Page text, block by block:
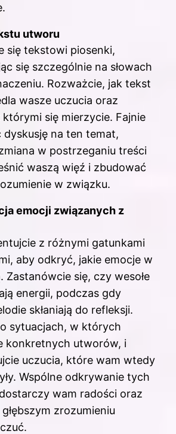
utworu
się tekstowi piosenki,
się szczególnie na słowach
Rozważcie, jak tekst
wasze uczucia oraz
którymi się mierzycie. Fajnie
dyskusję na ten temat,
w postrzeganiu treści
waszą więź i zbudować
w związku.
emocji związanych z
z różnymi gatunkami
aby odkryć, jakie emocje w
Zastanówcie się, czy wesołe
energii, podczas gdy
skłaniają do refleksji.
sytuacjach, w których
konkretnych utworów, i
uczucia, które wam wtedy
Wspólne odkrywanie tych
wam radości oraz
zrozumieniu